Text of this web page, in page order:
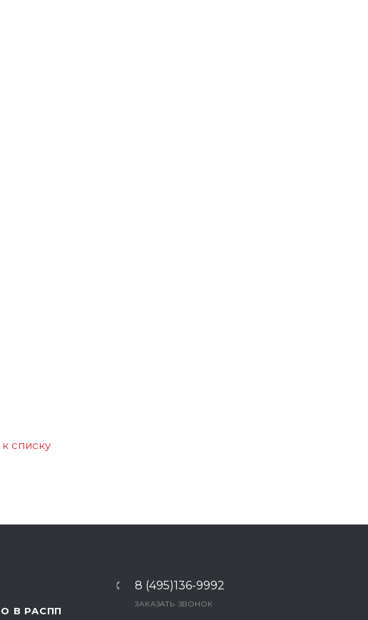
списку
В РАСПП
8 (495)136-9992
ЗАКАЗАТЬ ЗВОНОК